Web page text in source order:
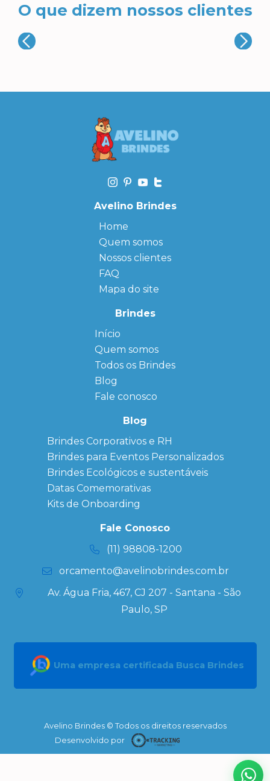
O que dizem nossos clientes
Avelino Brindes
Home
Quem somos
Nossos clientes
FAQ
Mapa do site
Brindes
Início
Quem somos
← Back
FAQ
Sitemap
Todos os Brindes
← Back
Agendas
Personalizadas
Personalizado
personalizados
Brindes
Corporativos
Copos Térmicos
Personalizados
Datas Especiais
Ecobag
Personalizada
Kits
Blog
Fale conosco
Blog
Brindes Corporativos e RH
Brindes para Eventos Personalizados
Brindes Ecológicos e sustentáveis
Datas Comemorativas
Kits de Onboarding
Fale Conosco
(11) 98808-1200
orcamento@avelinobrindes.com.br
Av. Água Fria, 467, CJ 207 - Santana - São
Paulo, SP
Uma empresa certificada Busca Brindes
Avelino Brindes © Todos os direitos reservados
Desenvolvido por